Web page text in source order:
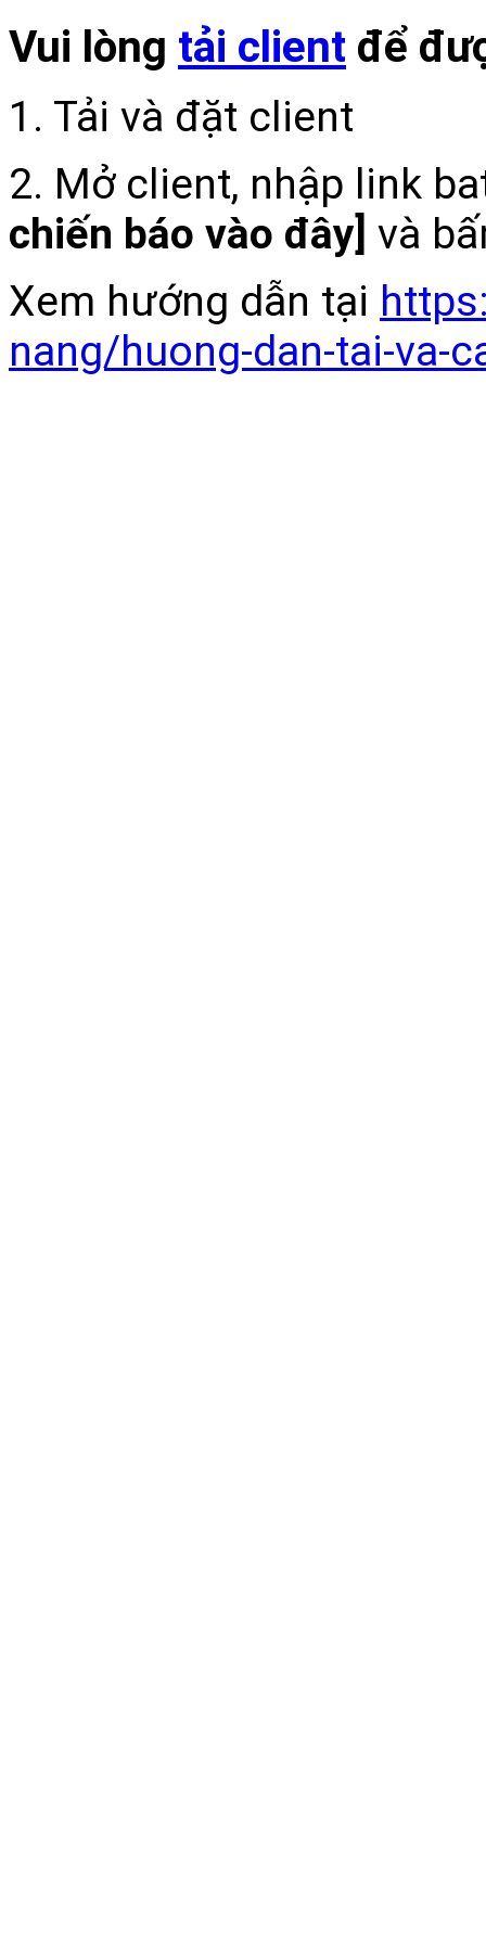
Vui lòng tải client để
1. Tải và đặt client
2. Mở client, nhập link
chiến báo vào đây] và
Xem hướng dẫn tại
nang/huong-dan-tai-va-